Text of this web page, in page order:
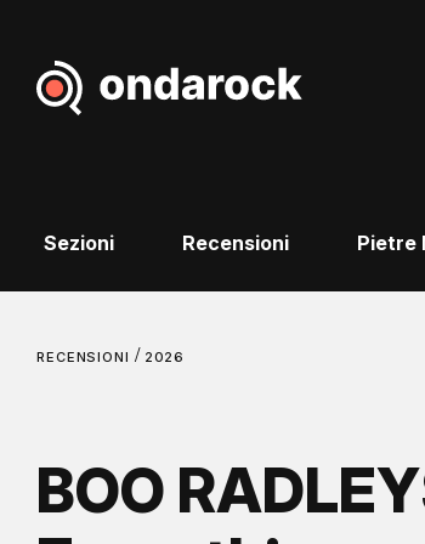
Sezioni Recensioni Pietre
RECENSIONI / 2026
BOO